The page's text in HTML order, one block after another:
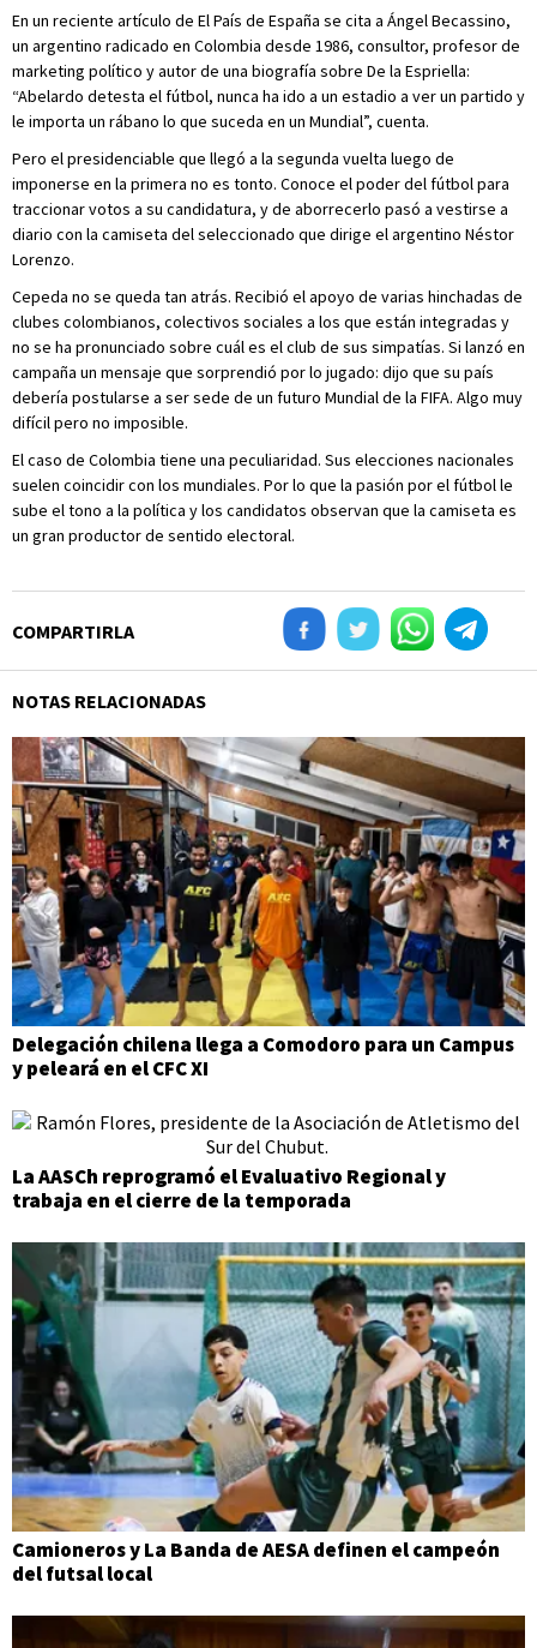
En un reciente artículo de El País de España se cita a Ángel Becassino,
un argentino radicado en Colombia desde 1986, consultor, profesor de
marketing político y autor de una biografía sobre De la Espriella:
“Abelardo detesta el fútbol, nunca ha ido a un estadio a ver un partido y
le importa un rábano lo que suceda en un Mundial”, cuenta.
Pero el presidenciable que llegó a la segunda vuelta luego de
imponerse en la primera no es tonto. Conoce el poder del fútbol para
traccionar votos a su candidatura, y de aborrecerlo pasó a vestirse a
diario con la camiseta del seleccionado que dirige el argentino Néstor
Lorenzo.
Cepeda no se queda tan atrás. Recibió el apoyo de varias hinchadas de
clubes colombianos, colectivos sociales a los que están integradas y
no se ha pronunciado sobre cuál es el club de sus simpatías. Si lanzó en
campaña un mensaje que sorprendió por lo jugado: dijo que su país
debería postularse a ser sede de un futuro Mundial de la FIFA. Algo muy
difícil pero no imposible.
El caso de Colombia tiene una peculiaridad. Sus elecciones nacionales
suelen coincidir con los mundiales. Por lo que la pasión por el fútbol le
sube el tono a la política y los candidatos observan que la camiseta es
un gran productor de sentido electoral.
COMPARTIRLA
NOTAS RELACIONADAS
Delegación chilena llega a Comodoro para un Campus
y peleará en el CFC XI
La AASCh reprogramó el Evaluativo Regional y
trabaja en el cierre de la temporada
Camioneros y La Banda de AESA definen el campeón
del futsal local